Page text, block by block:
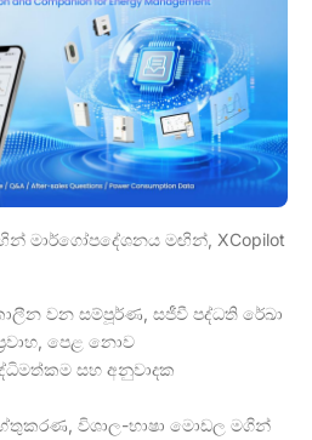
මාර්ගෝපදේශනය මඟින්, XCopilot
වන සම්පූර්ණ, සජීවී පද්ධති රේඛා
පෙළ නොව
සහ අනුවාදක
විශාල-භාෂා මොඩල මගින්